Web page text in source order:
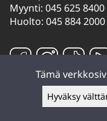
Myynti: 045 625 8400
Huolto: 045 884 2000
Tämä
Hyväksy